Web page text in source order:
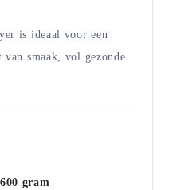
is ideaal voor een
smaak, vol gezonde
gram